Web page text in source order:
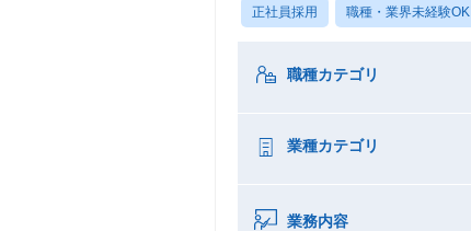
正社員採用 職種・業界未経験OK
職種カテゴリ
業種カテゴリ
業務内容